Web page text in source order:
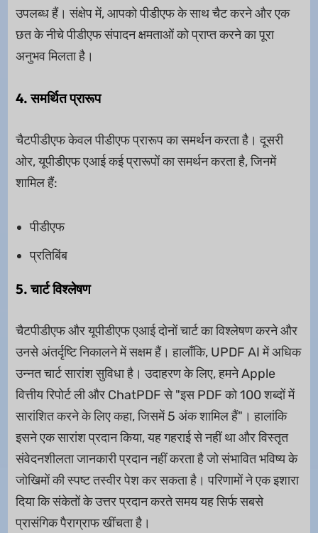
उपलब्ध हैं। संक्षेप में, आपको पीडीएफ के साथ चैट करने और एक
छत के नीचे पीडीएफ संपादन क्षमताओं को प्राप्त करने का पूरा
अनुभव मिलता है।
4. समर्थित प्रारूप
चैटपीडीएफ केवल पीडीएफ प्रारूप का समर्थन करता है। दूसरी
ओर, यूपीडीएफ एआई कई प्रारूपों का समर्थन करता है, जिनमें
शामिल हैं:
पीडीएफ
प्रतिबिंब
5. चार्ट विश्लेषण
चैटपीडीएफ और यूपीडीएफ एआई दोनों चार्ट का विश्लेषण करने और
उनसे अंतर्दृष्टि निकालने में सक्षम हैं। हालाँकि, UPDF AI में अधिक
उन्नत चार्ट सारांश सुविधा है। उदाहरण के लिए, हमने Apple
वित्तीय रिपोर्ट ली और ChatPDF से "इस PDF को 100 शब्दों में
सारांशित करने के लिए कहा, जिसमें 5 अंक शामिल हैं"। हालांकि
इसने एक सारांश प्रदान किया, यह गहराई से नहीं था और विस्तृत
संवेदनशीलता जानकारी प्रदान नहीं करता है जो संभावित भविष्य के
जोखिमों की स्पष्ट तस्वीर पेश कर सकता है। परिणामों ने एक इशारा
दिया कि संकेतों के उत्तर प्रदान करते समय यह सिर्फ सबसे
प्रासंगिक पैराग्राफ खींचता है।